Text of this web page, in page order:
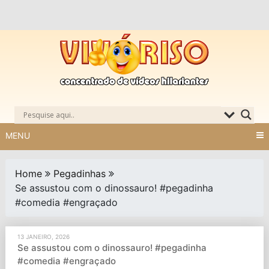
MENU
Home
Pegadinhas
Se assustou com o dinossauro! #pegadinha
#comedia #engraçado
13 JANEIRO, 2026
Se assustou com o dinossauro! #pegadinha
#comedia #engraçado